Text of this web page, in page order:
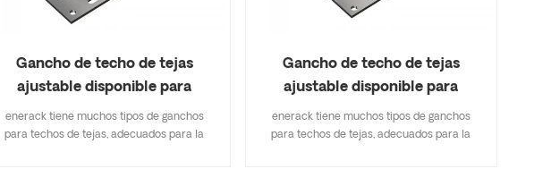
Gancho de techo de tejas
ajustable disponible para
abrazadera de riel ERK-TRH-
T12
enerack tiene muchos tipos de ganchos
para techos de tejas, adecuados para la
Gancho de techo de tejas
ajustable disponible para
abrazadera de riel ERK-TRH-
T13
enerack tiene muchos tipos de ganchos
para techos de tejas, adecuados para la